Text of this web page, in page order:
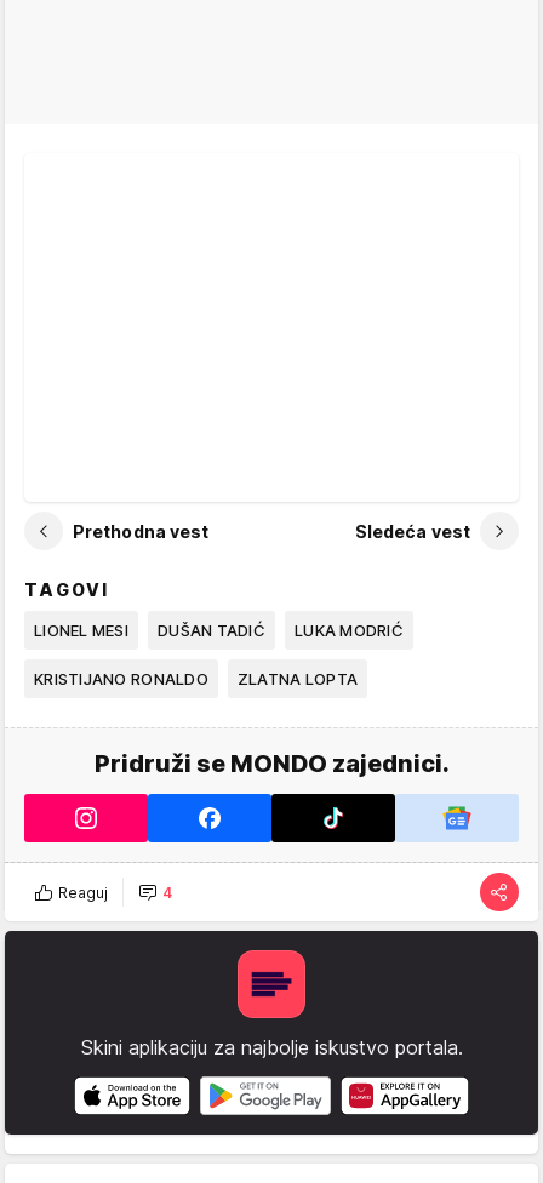
Prethodna vest Sledeća vest
TAGOVI
LIONEL MESI DUŠAN TADIĆ LUKA MODRIĆ
KRISTIJANO RONALDO ZLATNA LOPTA
Pridruži se MONDO zajednici.
Reaguj 4
Skini aplikaciju za najbolje iskustvo portala.